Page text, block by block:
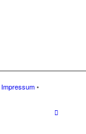
Impressum•